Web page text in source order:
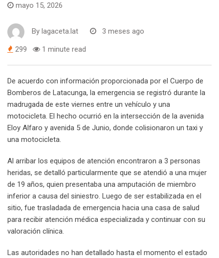
mayo 15, 2026
By lagaceta.lat 3 meses ago
299 1 minute read
De acuerdo con información proporcionada por el Cuerpo de
Bomberos de Latacunga, la emergencia se registró durante la
madrugada de este viernes entre un vehículo y una
motocicleta. El hecho ocurrió en la intersección de la avenida
Eloy Alfaro y avenida 5 de Junio, donde colisionaron un taxi y
una motocicleta.
Al arribar los equipos de atención encontraron a 3 personas
heridas, se detalló particularmente que se atendió a una mujer
de 19 años, quien presentaba una amputación de miembro
inferior a causa del siniestro. Luego de ser estabilizada en el
sitio, fue trasladada de emergencia hacia una casa de salud
para recibir atención médica especializada y continuar con su
valoración clínica.
Las autoridades no han detallado hasta el momento el estado